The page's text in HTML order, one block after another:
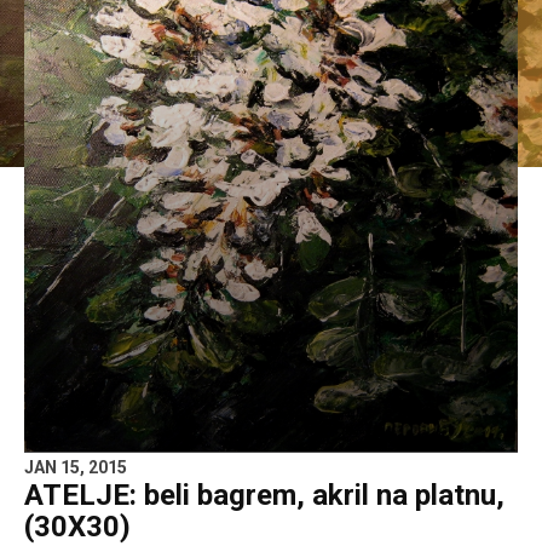
JAN 15, 2015
ATELJE: beli bagrem, akril na platnu,
(30X30)